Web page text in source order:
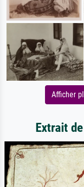
Afficher
Extrait